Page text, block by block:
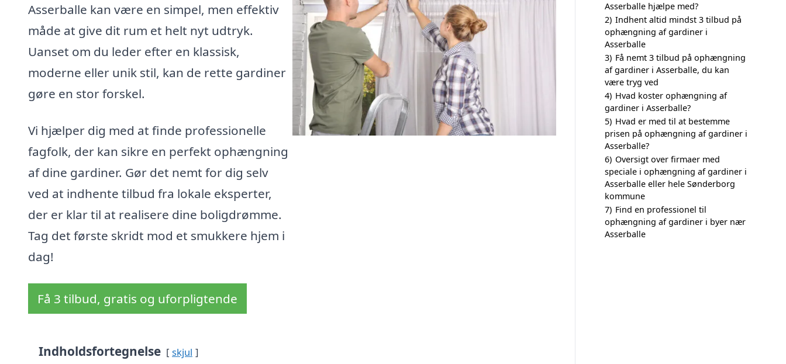
Asserballe kan være en simpel, men effektiv
måde at give dit rum et helt nyt udtryk.
Uanset om du leder efter en klassisk,
moderne eller unik stil, kan de rette gardiner
gøre en stor forskel.
Vi hjælper dig med at finde professionelle
fagfolk, der kan sikre en perfekt ophængning
af dine gardiner. Gør det nemt for dig selv
ved at indhente tilbud fra lokale eksperter,
der er klar til at realisere dine boligdrømme.
Tag det første skridt mod et smukkere hjem i
dag!
Få 3 tilbud, gratis og uforpligtende
Indholdsfortegnelse skjul
Asserballe hjælpe med?
2) Indhent altid mindst 3 tilbud på
ophængning af gardiner i
Asserballe
3) Få nemt 3 tilbud på ophængning
af gardiner i Asserballe, du kan
være tryg ved
4) Hvad koster ophængning af
gardiner i Asserballe?
5) Hvad er med til at bestemme
prisen på ophængning af gardiner i
Asserballe?
6) Oversigt over firmaer med
speciale i ophængning af gardiner i
Asserballe eller hele Sønderborg
kommune
7) Find en professionel til
ophængning af gardiner i byer nær
Asserballe